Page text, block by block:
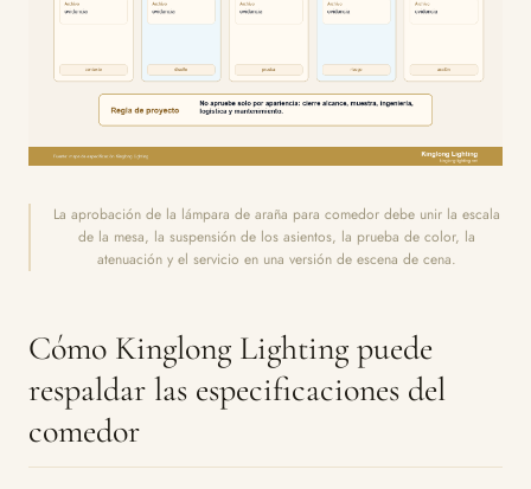
La aprobación de la lámpara de araña para comedor debe unir la escala
de la mesa, la suspensión de los asientos, la prueba de color, la
atenuación y el servicio en una versión de escena de cena.
Cómo Kinglong Lighting puede
respaldar las especificaciones del
comedor